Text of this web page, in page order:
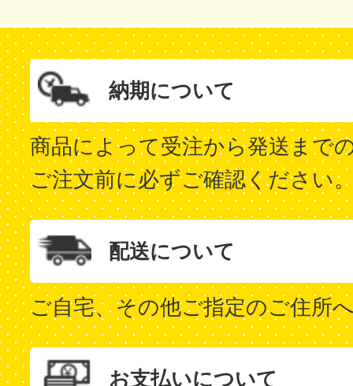
納期について
商品によって受注から発送まで
ご注文前に必ずご確認ください
配送について
ご自宅、その他ご指定のご住所
お支払いについて